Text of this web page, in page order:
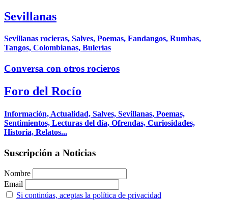
Sevillanas
Sevillanas rocieras, Salves, Poemas, Fandangos, Rumbas,
Tangos, Colombianas, Bulerías
Conversa con otros rocieros
Foro del Rocío
Información, Actualidad, Salves, Sevillanas, Poemas,
Sentimientos, Lecturas del día, Ofrendas, Curiosidades,
Historia, Relatos...
Suscripción a Noticias
Nombre
Email
Si continúas, aceptas la política de privacidad